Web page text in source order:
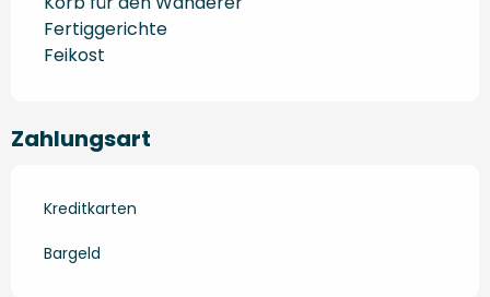
Fertiggerichte
Feikost
Zahlungsart
Kreditkarten
Bargeld